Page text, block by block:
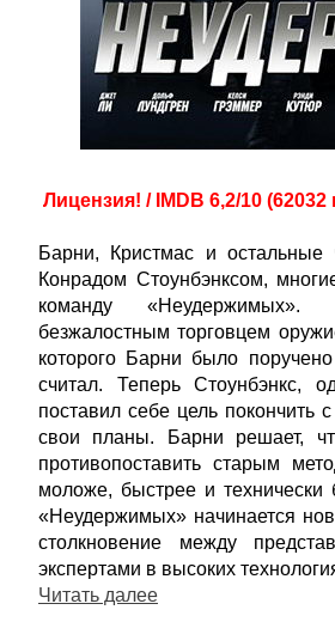
Лицензия! / IMDB 6,2/10
Барни, Кристмас и
Конрадом Стоунбэнксом,
команду «Неудержимых».
безжалостным торговцем
которого Барни было
считал. Теперь Стоунбэнкс,
поставил себе цель
свои планы. Барни решает,
противопоставить старым
моложе, быстрее и
«Неудержимых» начинается
столкновение между
экспертами в высоких
Читать далее